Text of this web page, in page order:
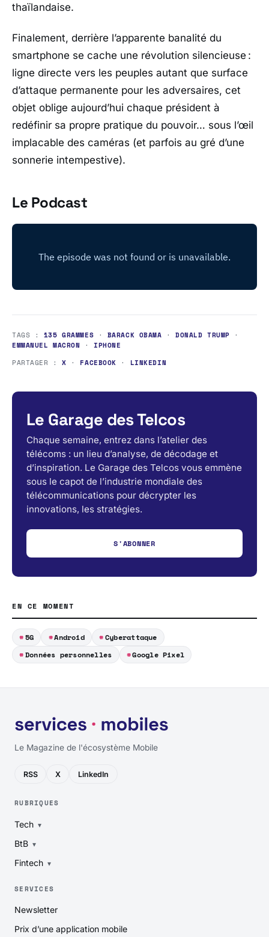
thaïlandaise.
Finalement, derrière l’apparente banalité du
smartphone se cache une révolution silencieuse :
ligne directe vers les peuples autant que surface
d’attaque permanente pour les adversaires, cet
objet oblige aujourd’hui chaque président à
redéfinir sa propre pratique du pouvoir… sous l’œil
implacable des caméras (et parfois au gré d’une
sonnerie intempestive).
Le Podcast
TAGS : 135 GRAMMES · BARACK OBAMA ·DONALD TRUMP ·
EMMANUEL MACRON ·IPHONE
PARTAGER :X · FACEBOOK · LINKEDIN
Le Garage des Telcos
Chaque semaine, entrez dans l’atelier des
télécoms : un lieu d’analyse, de décodage et
d’inspiration. Le Garage des Telcos vous emmène
sous le capot de l’industrie mondiale des
télécommunications pour décrypter les
innovations, les stratégies.
S'ABONNER
EN CE MOMENT
5G Android
Cyberattaque
Données personnelles
Google Pixel
Le Magazine de l'écosystème Mobile
RSS X LinkedIn
RUBRIQUES
Tech
BtB
Fintech
SERVICES
Newsletter
Prix d’une application mobile